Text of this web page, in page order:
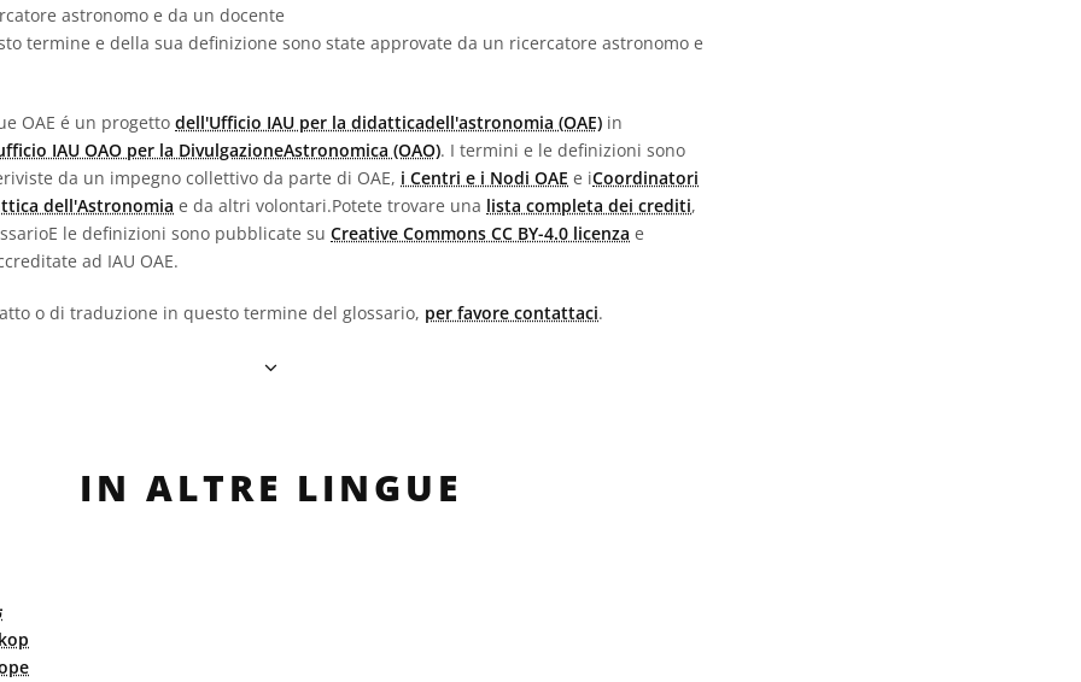
astronomo e da un docente
termine e della sua definizione sono state approvate da un ricercatore astronomo e
OAE é un progetto dell'Ufficio IAU per la didatticadell'astronomia (OAE) in
IAU OAO per la DivulgazioneAstronomica (OAO). I termini e le definizioni sono
da un impegno collettivo da parte di OAE, i Centri e i Nodi OAE e iCoordinatori
dell'Astronomia e da altri volontari.Potete trovare una lista completa dei crediti,
le definizioni sono pubblicate su Creative Commons CC BY-4.0 licenza e
ad IAU OAE.
o di traduzione in questo termine del glossario, per favore contattaci.
IN ALTRE LINGUE